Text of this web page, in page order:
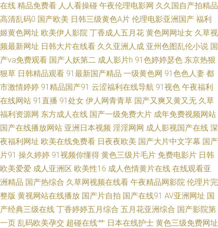
欧美成人超踫AⅤ 久久人久久 久久的插口免费的视频 午夜成人网站在线观看
伊人久大av 夜色邦福利网 一级大片久 夜夜精品一区二区无码 五月婷婷女同
日韩一区无码 日韩伦理片 五月丁香一区二区 影音先锋AV全部资源 香蕉AV热
亚洲色图五月天 五月花激情 日日日干夜夜夜爽 人妖肛交 欧美日韩成人麻豆
精品 麻豆四虎视频 色婷婷软件下载 亚洲欧美日韩成人在线 在线播放的AV网
站 91次元免费观看 91AV电影 亚洲色天堂网 五月丁香啪啪 亚洲人妻中出 91
猫先生在线 91探花少妇视频 97在线观看超碰香蕉 91在线高清视频 超碰东京
热蜜桃 日韩福利专区 91色虎免费观看 91秒拍网 av黑料自拍资源 抖阴在线第
一区 岛国三级网站在线观看 国产精品伦子伦 东京热色婷婷接吻 超碰97久青
在线 精品免费看 人人看操碰 午夜伦理电影网 久久国自产拍精品
高清乱码0 国产欧美 日韩三级黄色A片 伦理电影亚洲国产 福利
姬黄色网址 欧美伊人影院 丁香成人五月花 黄色网网址女 久草视
频最新网址 日韩大片在线看 久久亚洲人成 亚州色图乱伦小说 国
产va免费观看 国产人妖第二 成人影片h 91色婷婷瑟色 东京热狠
狠草 日韩精品观看 91最新国产精品 一级黄色网 91色色人妻 都
市激情婷婷 91精品国产91 云涩福利在线导航 91视色 午夜福利
在线网站 91直播 91处女 伊人网青青草 国产又爽又黄又无 久草
福利资源网 东方成人在线 国产一级免费大片 成年免费视频网站
国产在线播放网站 亚洲日本视频 淫淫网网 成人影视国产在线 深
夜福利网址 欧美在线免费看 日夜夜欧美 国产大片中文字幕 国产
片91 操久婷婷 91视频你懂得 黄色三级片毛片 免费电影片 日韩
欧美爱爱 成人亚洲区 欧美性16 成人色情黄片在线 在线观看亚
洲精品 国产热综合 久草网视频在线看 午夜精品网影院 伦理片完
整版 黄视网站在线播放 国产片自拍 国产在线91 AV亚洲网址 国
产经典三级在线 丁香婷婷五月综合 五月花亚洲综合 国产影院第
一页 乱码欧美孕交 超碰在线艹 日本在线护士 黄色三级免费网址